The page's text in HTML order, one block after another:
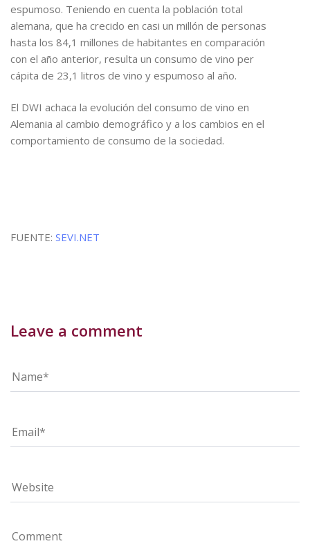
espumoso. Teniendo en cuenta la población total
alemana, que ha crecido en casi un millón de personas
hasta los 84,1 millones de habitantes en comparación
con el año anterior, resulta un consumo de vino per
cápita de 23,1 litros de vino y espumoso al año.
El DWI achaca la evolución del consumo de vino en
Alemania al cambio demográfico y a los cambios en el
comportamiento de consumo de la sociedad.
FUENTE: SEVI.NET
Leave a comment